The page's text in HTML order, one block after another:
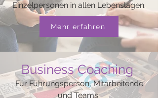
Einzelpersonen in allen Lebenslagen.
Mehr erfahren
Business Coaching
Für Führungsperson, Mitarbeitende
und Teams